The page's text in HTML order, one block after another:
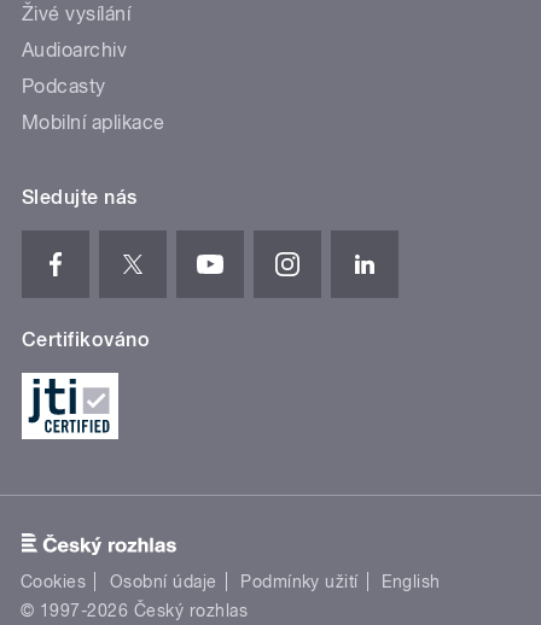
Živé vysílání
Audioarchiv
Podcasty
Mobilní aplikace
Sledujte nás
Certifikováno
Cookies Osobní údaje Podmínky užití
English
© 1997-2026 Český rozhlas